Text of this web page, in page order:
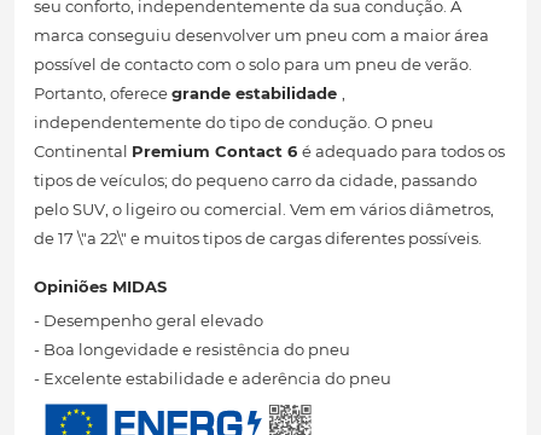
seu conforto, independentemente da sua condução. A
marca conseguiu desenvolver um pneu com a maior área
possível de contacto com o solo para um pneu de verão.
Portanto, oferecegrande estabilidade ,
independentemente do tipo de condução. O pneu
Continental Premium Contact 6 é adequado para todos os
tipos de veículos; do pequeno carro da cidade, passando
pelo SUV, o ligeiro ou comercial. Vem em vários diâmetros,
de 17 \"a 22\" e muitos tipos de cargas diferentes possíveis.
Opiniões MIDAS
- Desempenho geral elevado
- Boa longevidade e resistência do pneu
- Excelente estabilidade e aderência do pneu